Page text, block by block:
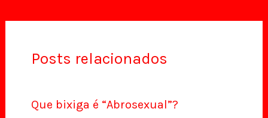
Posts relacionados
Que bixiga é “Abrosexual”?